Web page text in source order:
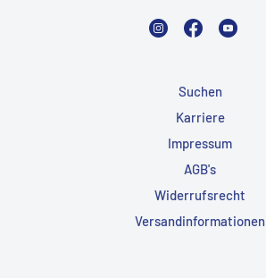
InstagramFacebook
Suchen
Karriere
Impressum
AGB's
Widerrufsrecht
Versandinformationen